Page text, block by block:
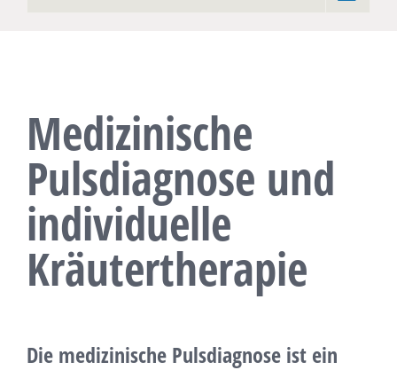
Medizinische
Pulsdiagnose und
individuelle
Kräutertherapie
Die medizinische Pulsdiagnose ist ein